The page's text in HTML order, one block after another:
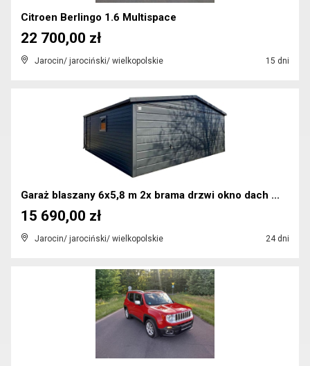
Citroen Berlingo 1.6 Multispace
Jarocin/ jarociński/ wielkopolskie 15 dni
22 700,00 zł
Garaż blaszany 6x5,8 m 2x brama drzwi okno dach ...
Jarocin/ jarociński/ wielkopolskie 24 dni
15 690,00 zł